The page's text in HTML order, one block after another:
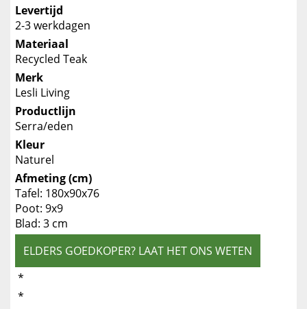
Levertijd
2-3 werkdagen
Materiaal
Recycled Teak
Merk
Lesli Living
Productlijn
Serra/eden
Kleur
Naturel
Afmeting (cm)
Tafel: 180x90x76
Poot: 9x9
Blad: 3 cm
ELDERS GOEDKOPER? LAAT HET ONS WETEN
*
*